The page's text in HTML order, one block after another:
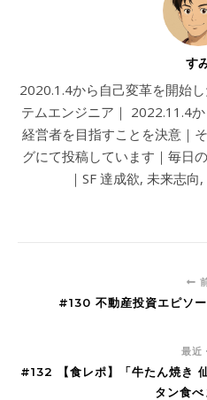
す
2020.1.4から自己変革を開始
テムエンジニア｜ 2022.11.4
経営者を目指すことを決意｜
グにて投稿しています｜毎日
｜SF 達成欲, 未来志
#130 不動産投資エピソ
最近
#132 【食レポ】「牛たん焼き
タン食べ